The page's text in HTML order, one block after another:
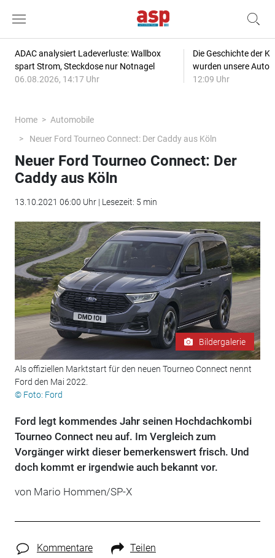
ADAC analysiert Ladeverluste: Wallbox
spart Strom, Steckdose nur Notnagel
06.08.2026, 14:17 Uhr
Die Geschichte der
wurden unsere
12:09 Uhr
Home
Automobile
Neuer Ford Tourneo Connect: Der Caddy aus Köln
Neuer Ford Tourneo Connect: Der
Caddy aus Köln
13.10.2021 06:00 Uhr | Lesezeit: 5 min
Bildergalerie
Als offiziellen Marktstart für den neuen Tourneo Connect nennt
Ford den Mai 2022.
© Foto: Ford
Ford legt kommendes Jahr seinen Hochdachkombi
Tourneo Connect neu auf. Im Vergleich zum
Vorgänger wirkt dieser bemerkenswert frisch. Und
doch kommt er irgendwie auch bekannt vor.
von Mario Hommen/SP-X
Kommentare Teilen